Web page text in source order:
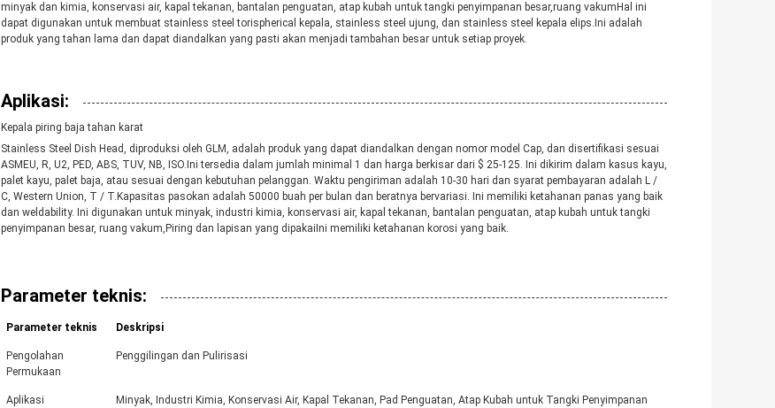
minyak dan kimia, konservasi air, kapal tekanan, bantalan penguatan, atap kubah untuk tangki penyimpanan besar,ruang vakumHal ini
dapat digunakan untuk membuat stainless steel torispherical kepala, stainless steel ujung, dan stainless steel kepala elips.Ini adalah
produk yang tahan lama dan dapat diandalkan yang pasti akan menjadi tambahan besar untuk setiap proyek.
Aplikasi:
Kepala piring baja tahan karat
Stainless Steel Dish Head, diproduksi oleh GLM, adalah produk yang dapat diandalkan dengan nomor model Cap, dan disertifikasi sesuai
ASMEU, R, U2, PED, ABS, TUV, NB, ISO.Ini tersedia dalam jumlah minimal 1 dan harga berkisar dari $ 25-125. Ini dikirim dalam kasus kayu,
palet kayu, palet baja, atau sesuai dengan kebutuhan pelanggan. Waktu pengiriman adalah 10-30 hari dan syarat pembayaran adalah L /
C, Western Union, T / T.Kapasitas pasokan adalah 50000 buah per bulan dan beratnya bervariasi. Ini memiliki ketahanan panas yang baik
dan weldability. Ini digunakan untuk minyak, industri kimia, konservasi air, kapal tekanan, bantalan penguatan, atap kubah untuk tangki
penyimpanan besar, ruang vakum,Piring dan lapisan yang dipakaiIni memiliki ketahanan korosi yang baik.
Parameter teknis:
Parameter teknis Deskripsi
Pengolahan
Permukaan
Penggilingan dan Pulirisasi
Aplikasi
Minyak, Industri Kimia, Konservasi Air, Kapal Tekanan, Pad Penguatan, Atap Kubah untuk Tangki Penyimpanan